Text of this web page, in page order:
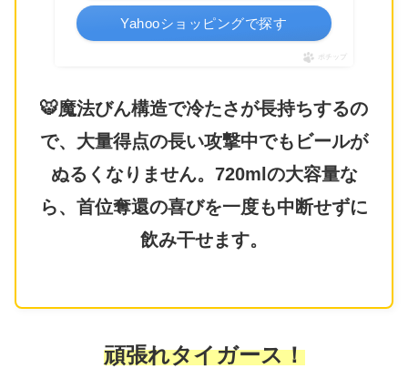
Yahooショッピングで探す
ポチップ
🐯魔法びん構造で冷たさが長持ちするの
で、大量得点の長い攻撃中でもビールが
ぬるくなりません。720mlの大容量な
ら、首位奪還の喜びを一度も中断せずに
飲み干せます。
頑張れタイガース！